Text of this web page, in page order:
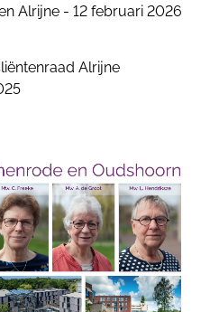
Alrijne - 12 februari 2026
Alrijne